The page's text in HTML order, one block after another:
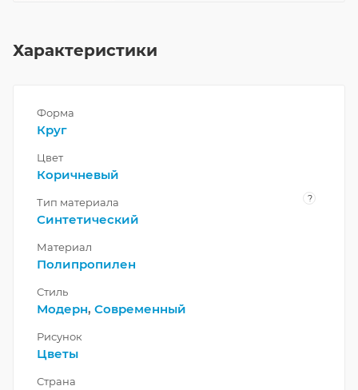
Характеристики
Форма
Круг
Цвет
Коричневый
Тип материала ?
Синтетический
Материал
Полипропилен
Стиль
Модерн, Современный
Рисунок
Цветы
Страна